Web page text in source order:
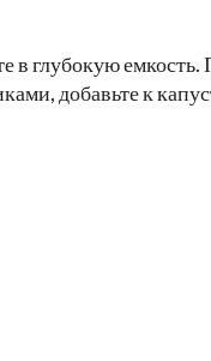
в глубокую
добавьте к